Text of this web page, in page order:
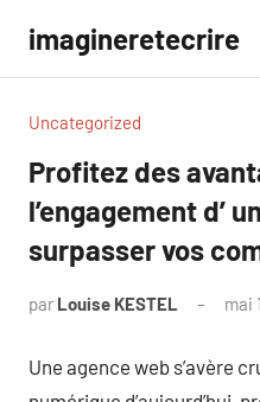
contenu
imagineretecrire
Uncategorized
Profitez des
l’engagement d’
surpasser vos
par Louise KESTEL mai
Une agence web s’avère